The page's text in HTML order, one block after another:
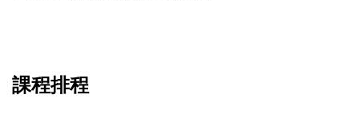
課程排程